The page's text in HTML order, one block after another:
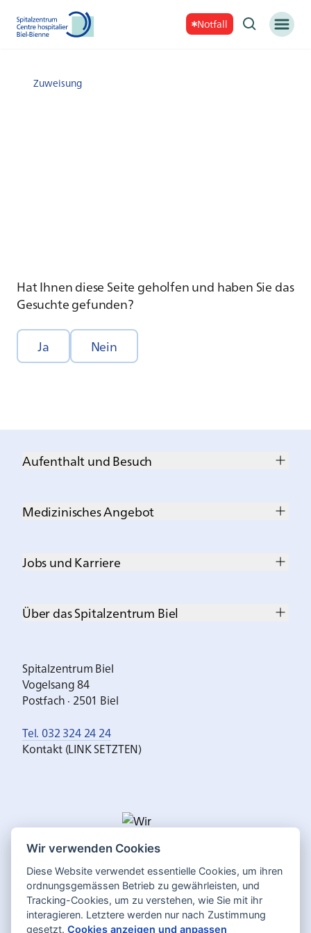
Notfall
Zuweisung
Hat Ihnen diese Seite geholfen und haben Sie das
Gesuchte gefunden?
Ja Nein
Aufenthalt und Besuch
Medizinisches Angebot
Jobs und Karriere
Über das Spitalzentrum Biel
Spitalzentrum Biel
Vogelsang 84
Postfach · 2501 Biel
Tel. 032 324 24 24
Kontakt (LINK SETZTEN)
Wir verwenden Cookies
Diese Website verwendet essentielle Cookies, um ihren
ordnungsgemässen Betrieb zu gewährleisten, und
Tracking-Cookies, um zu verstehen, wie Sie mit ihr
interagieren. Letztere werden nur nach Zustimmung
gesetzt.Cookies anzeigen und anpassen